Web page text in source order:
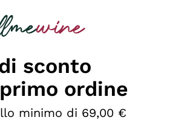
sconto
ordine
minimo di 69,00 €